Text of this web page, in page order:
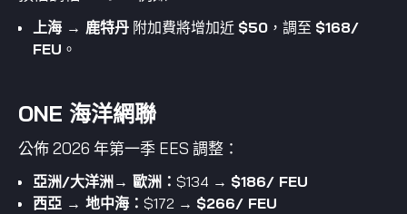
上海 → 鹿特丹 附加費將增加近 $50 ，調至 $168/
FEU 。
ONE 海洋網聯
公佈 2026 年第一季 EES 調整：
亞洲/大洋洲→ 歐洲： $134 → $186/ FEU
西亞 → 地中海： $172 → $266/ FEU